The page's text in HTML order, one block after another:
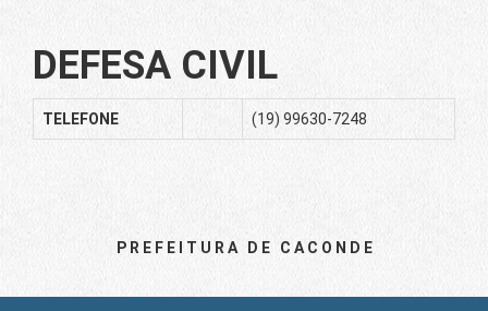
DEFESA CIVIL
TELEFONE (19) 99630-7248
P R E F E I T U R A D E C A C O N D E